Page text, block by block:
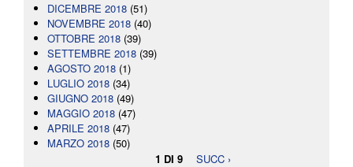
DICEMBRE 2018 (51)
NOVEMBRE 2018 (40)
OTTOBRE 2018 (39)
SETTEMBRE 2018 (39)
AGOSTO 2018 (1)
LUGLIO 2018 (34)
GIUGNO 2018 (49)
MAGGIO 2018 (47)
APRILE 2018 (47)
MARZO 2018 (50)
1 DI 9
SUCC ›